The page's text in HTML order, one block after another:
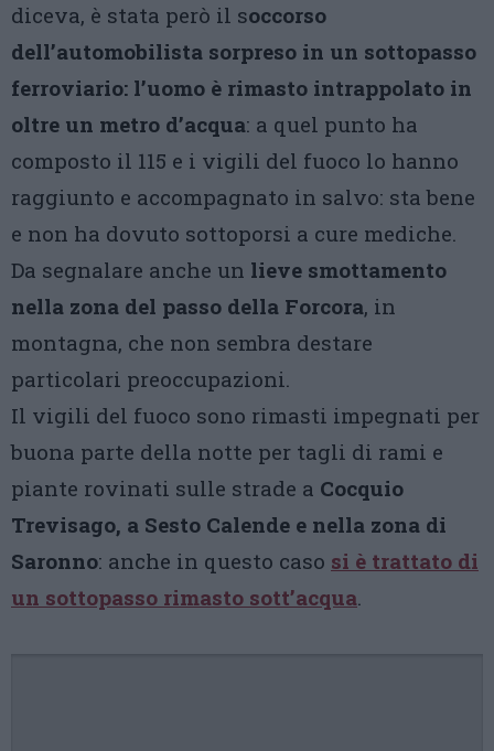
diceva, è stata però il soccorso
dell’automobilista sorpreso in un sottopasso
ferroviario: l’uomo è rimasto intrappolato in
oltre un metro d’acqua: a quel punto ha
composto il 115 e i vigili del fuoco lo hanno
raggiunto e accompagnato in salvo: sta bene
e non ha dovuto sottoporsi a cure mediche.
Da segnalare anche un lieve smottamento
nella zona del passo della Forcora, in
montagna, che non sembra destare
particolari preoccupazioni.
Il vigili del fuoco sono rimasti impegnati per
buona parte della notte per tagli di rami e
piante rovinati sulle strade a Cocquio
Trevisago, a Sesto Calende e nella zona di
Saronno: anche in questo caso si è trattato di
un sottopasso rimasto sott’acqua.